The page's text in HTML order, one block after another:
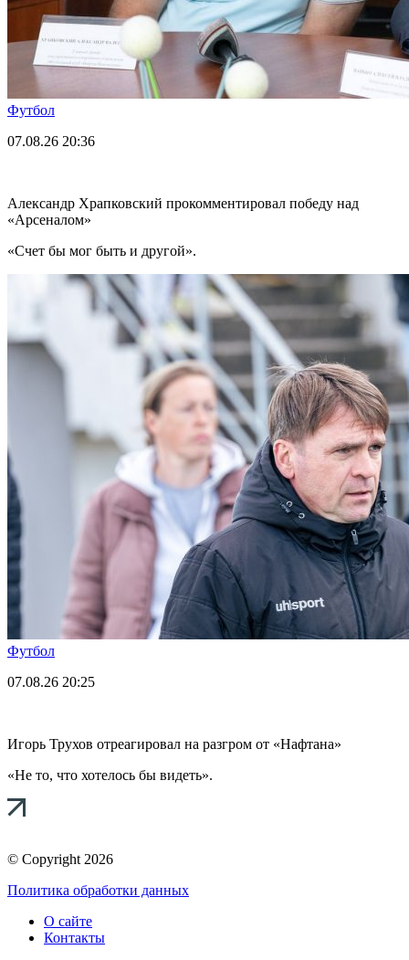
Футбол
07.08.26 20:36
Александр Храпковский прокомментировал победу над
«Арсеналом»
«Счет бы мог быть и другой».
Футбол
07.08.26 20:25
Игорь Трухов отреагировал на разгром от «Нафтана»
«Не то, что хотелось бы видеть».
© Copyright 2026
Политика обработки данных
О сайте
Контакты